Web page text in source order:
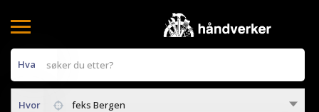
Hva
Hvor feks Bergen